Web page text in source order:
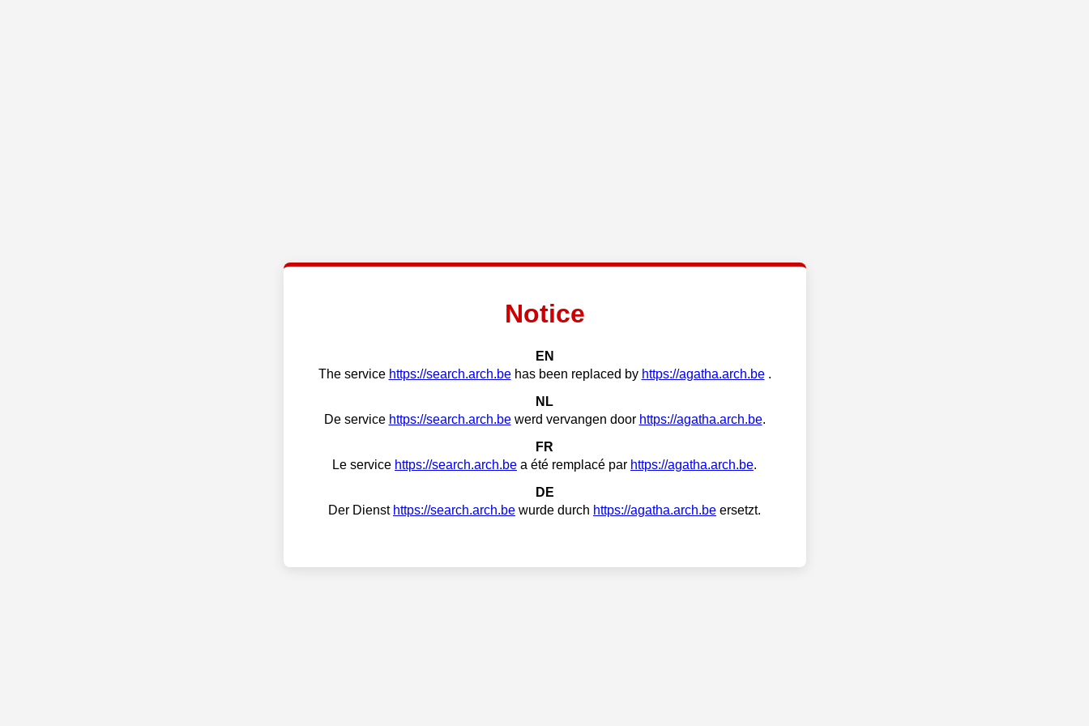
Notice
EN
The service https://search.arch.behas been replaced by https://agatha.arch.be.
NL
De service https://search.arch.bewerd vervangen door https://agatha.arch.be.
FR
Le service https://search.arch.be a été remplacé par https://agatha.arch.be.
DE
Der Dienst https://search.arch.be wurde durch https://agatha.arch.be ersetzt.